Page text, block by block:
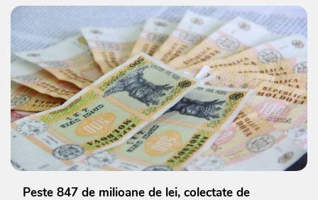
Peste 847 de milioane de lei, colectate de